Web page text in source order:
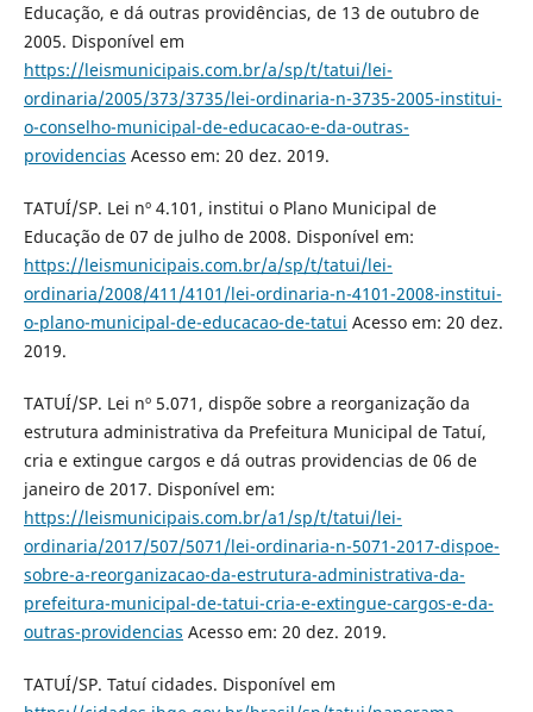
Educação, e dá outras providências, de 13 de outubro de
2005. Disponível em
https://leismunicipais.com.br/a/sp/t/tatui/lei-
ordinaria/2005/373/3735/lei-ordinaria-n-3735-2005-institui-
o-conselho-municipal-de-educacao-e-da-outras-
providencias Acesso em: 20 dez. 2019.
TATUÍ/SP. Lei nº 4.101, institui o Plano Municipal de
Educação de 07 de julho de 2008. Disponível em:
https://leismunicipais.com.br/a/sp/t/tatui/lei-
ordinaria/2008/411/4101/lei-ordinaria-n-4101-2008-institui-
o-plano-municipal-de-educacao-de-tatui Acesso em: 20 dez.
2019.
TATUÍ/SP. Lei nº 5.071, dispõe sobre a reorganização da
estrutura administrativa da Prefeitura Municipal de Tatuí,
cria e extingue cargos e dá outras providencias de 06 de
janeiro de 2017. Disponível em:
https://leismunicipais.com.br/a1/sp/t/tatui/lei-
ordinaria/2017/507/5071/lei-ordinaria-n-5071-2017-dispoe-
sobre-a-reorganizacao-da-estrutura-administrativa-da-
prefeitura-municipal-de-tatui-cria-e-extingue-cargos-e-da-
outras-providencias Acesso em: 20 dez. 2019.
TATUÍ/SP. Tatuí cidades. Disponível em